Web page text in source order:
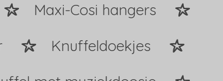
Maxi-Cosi hangers
Knuffeldoekjes